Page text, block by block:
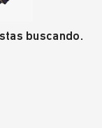
buscando.